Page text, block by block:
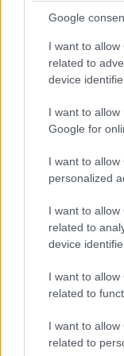
Google
I want to
related to
device
I want to
Google for
I want to
personalized
I want to
related to
device
I want to
related to
I want to
related to
El director del
Profesorado,
el objetivo es
principalmente
formativas hacia
complementa
aprendizaje
Castilla-La